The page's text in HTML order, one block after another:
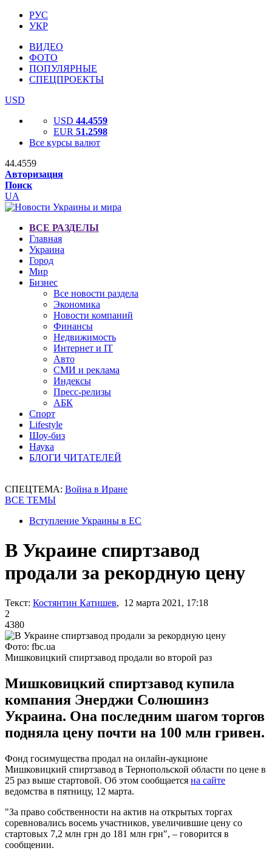
РУС
УКР
ВИДЕО
ФОТО
ПОПУЛЯРНЫЕ
СПЕЦПРОЕКТЫ
USD
USD 44.4559
EUR 51.2598
Все курсы валют
44.4559
Авторизация
Поиск
UA
ВСЕ РАЗДЕЛЫ
Главная
Украина
Город
Мир
Бизнес
Все новости раздела
Экономика
Новости компаний
Финансы
Недвижимость
Интернет и IT
Авто
СМИ и реклама
Индексы
Пресс-релизы
АБК
Спорт
Lifestyle
Шоу-биз
Наука
БЛОГИ ЧИТАТЕЛЕЙ
СПЕЦТЕМА: Война в Иране
ВСЕ ТЕМЫ
Вступление Украины в ЕС
В Украине спиртзавод
продали за рекордную цену
Текст: Костянтин Катишев, 12 марта 2021, 17:18
2
4380
Фото: fbc.ua
Мишковицкий спиртзавод продали во второй раз
Мишковицкий спиртзавод купила
компания Энерджи Солюшинз
Украина. Она последним шагом торгов
подняла цену почти на 100 млн гривен.
Фонд госимущества продал на онлайн-аукционе
Мишковицкий спиртзавод в Тернопольской области по цене в
25 раз выше стартовой. Об этом сообщается на сайте
ведомства в пятницу, 12 марта.
"За право собственности на актив на открытых торгах
соревновались восемь участников, увеличившие цену со
стартовых 7,2 млн грн до 181 млн грн", – говорится в
сообщении.